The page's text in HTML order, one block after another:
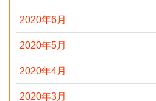
2020年6月
2020年5月
2020年4月
2020年3月